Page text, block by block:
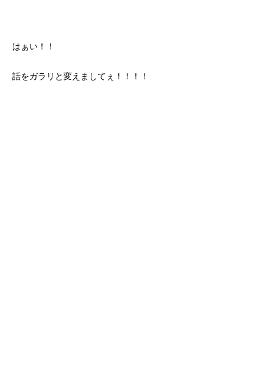
はぁい！！
話をガラリと変えましてぇ！！！！